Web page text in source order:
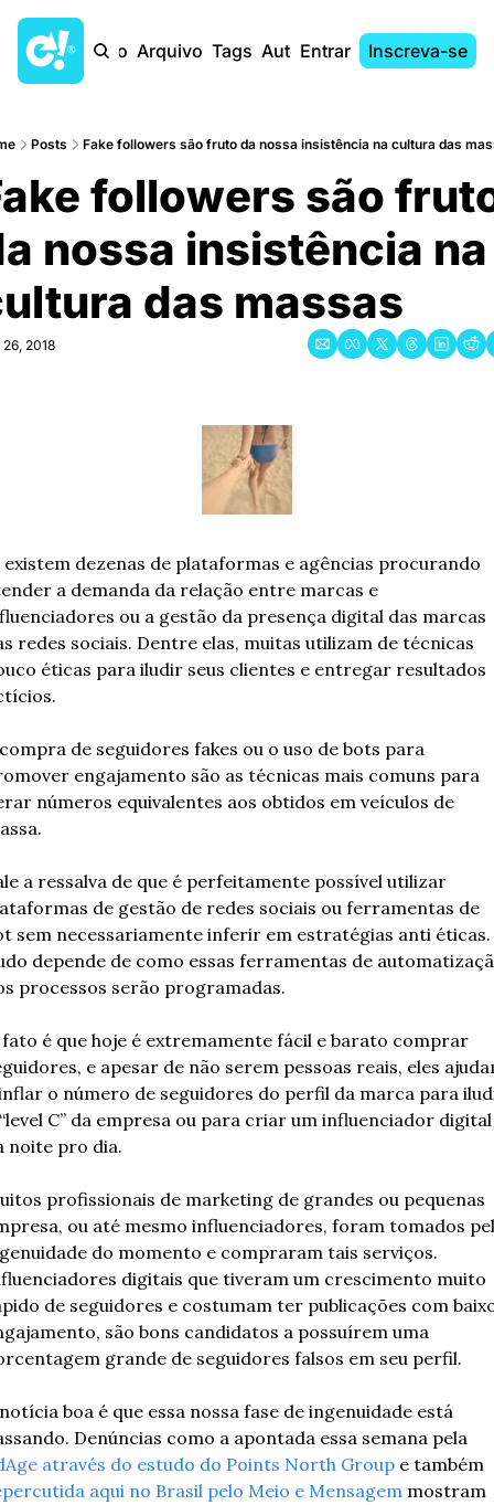
Início Arquivo Tags AutoresEntrar Inscreva-se
Posts Fake followers são fruto da nossa insistência na cultura das
followers são
nossa insistência na
das massas
2018
existem dezenas de plataformas e agências procurando
a demanda da relação entre marcas e
ou a gestão da presença digital das marcas
redes sociais. Dentre elas, muitas utilizam de técnicas
éticas para iludir seus clientes e entregar resultados
de seguidores fakes ou o uso de bots para
engajamento são as técnicas mais comuns para
números equivalentes aos obtidos em veículos de
a ressalva de que é perfeitamente possível utilizar
de gestão de redes sociais ou ferramentas de
sem necessariamente inferir em estratégias anti éticas.
depende de como essas ferramentas de
processos serão programadas.
fato é que hoje é extremamente fácil e barato comprar
e apesar de não serem pessoas reais, eles
o número de seguidores do perfil da marca para
C” da empresa ou para criar um influenciador digital
noite pro dia.
profissionais de marketing de grandes ou pequenas
ou até mesmo influenciadores, foram tomados
do momento e compraram tais serviços.
digitais que tiveram um crescimento muito
de seguidores e costumam ter publicações com
são bons candidatos a possuírem uma
grande de seguidores falsos em seu perfil.
boa é que essa nossa fase de ingenuidade está
através do estudo do Points North Group
aqui no Brasil pelo Meio e Mensagem mostram